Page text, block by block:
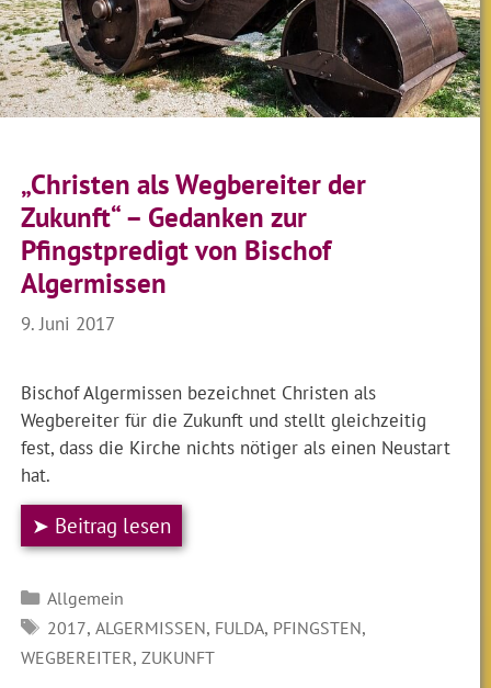
„Christen als Wegbereiter der
Zukunft“ – Gedanken zur
Pfingstpredigt von Bischof
Algermissen
9. Juni 2017
Bischof Algermissen bezeichnet Christen als
Wegbereiter für die Zukunft und stellt gleichzeitig
fest, dass die Kirche nichts nötiger als einen Neustart
hat.
➤ Beitrag lesen
Kategorien
Allgemein
SCHLAGWÖRTER
2017, ALGERMISSEN, FULDA, PFINGSTEN,
WEGBEREITER,ZUKUNFT